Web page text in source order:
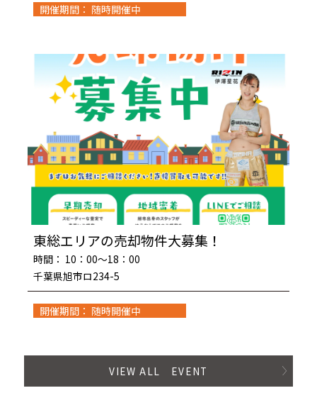
開催期間： 随時開催中
東総エリアの売却物件大募集！
時間： 10：00～18：00
千葉県旭市ロ234-5
開催期間： 随時開催中
VIEW ALL EVENT